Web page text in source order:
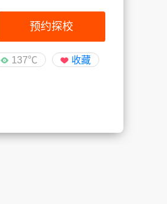
预约探校
137℃ 收藏